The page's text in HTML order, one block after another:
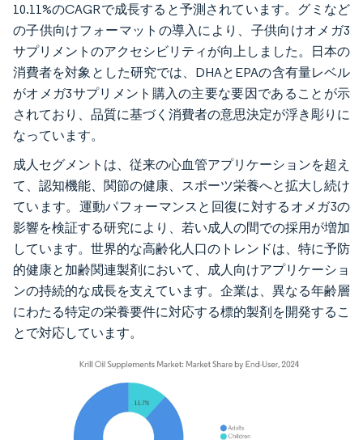
10.11%のCAGRで成長すると予測されています。グミなど
の子供向けフォーマットの導入により、子供向けオメガ3
サプリメントのアクセシビリティが向上しました。日本の
消費者を対象とした研究では、DHAとEPAの含有量レベル
がオメガ3サプリメント購入の主要な要因であることが示
されており、品質に基づく消費者の意思決定が浮き彫りに
なっています。
成人セグメントは、従来の心血管アプリケーションを超え
て、認知機能、関節の健康、スポーツ栄養へと拡大し続け
ています。運動パフォーマンスと回復に対するオメガ3の
影響を検証する研究により、若い成人の間での採用が増加
しています。世界的な高齢化人口のトレンドは、特に予防
的健康と加齢関連製剤において、成人向けアプリケーショ
ンの持続的な成長を支えています。企業は、異なる年齢層
にわたる特定の栄養要件に対応する標的製剤を開発するこ
とで対応しています。